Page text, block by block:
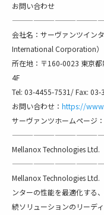
お問い合わせ
会社名：サーヴァンツイン
International Corporation）
所在地：〒160-0023 東京
4F
Tel: 03-4455-7531/ Fax:
お問い合わせ： https://
サーヴァンツホームページ：
Mellanox Technologies Ltd.
Mellanox Technologies Ltd.
ンターの性能を最適化する
続ソリューションのリーデ